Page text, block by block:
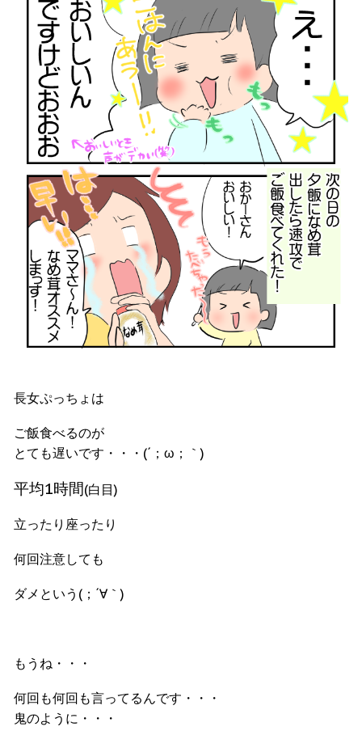
長女ぷっちょは
ご飯食べるのが
とても遅いです・・・(´；ω；｀)
平均1時間(白目)
立ったり座ったり
何回注意しても
ダメという(；´∀｀)
もうね・・・
何回も何回も言ってるんです・・・
鬼のように・・・